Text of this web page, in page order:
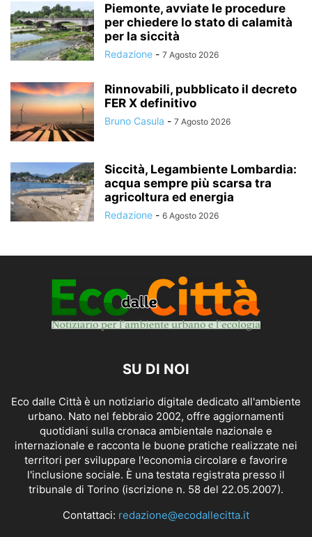
Piemonte, avviate le procedure
per chiedere lo stato di calamità
per la siccità
Redazione - 7 Agosto 2026
Rinnovabili, pubblicato il decreto
FER X definitivo
Bruno Casula - 7 Agosto 2026
Siccità, Legambiente Lombardia:
acqua sempre più scarsa tra
agricoltura ed energia
Redazione - 6 Agosto 2026
SU DI NOI
Eco dalle Città è un notiziario digitale dedicato all'ambiente
urbano. Nato nel febbraio 2002, offre aggiornamenti
quotidiani sulla cronaca ambientale nazionale e
internazionale e racconta le buone pratiche realizzate nei
territori per sviluppare l'economia circolare e favorire
l'inclusione sociale. È una testata registrata presso il
tribunale di Torino (iscrizione n. 58 del 22.05.2007).
Contattaci: redazione@ecodallecitta.it